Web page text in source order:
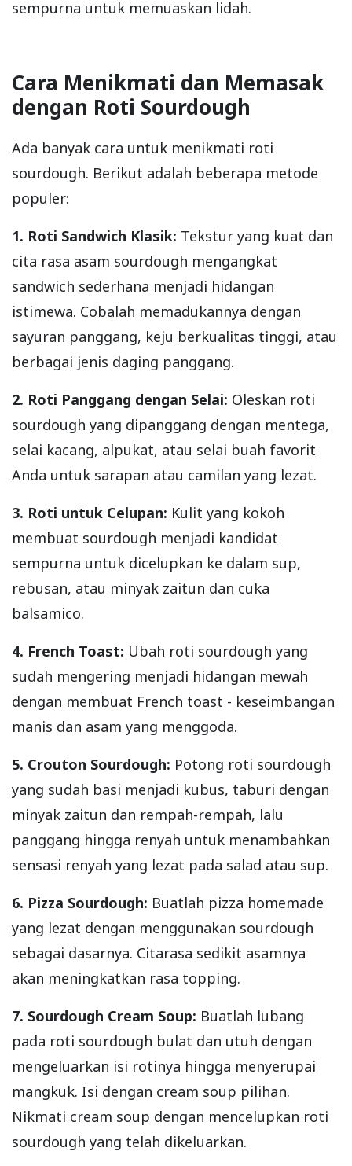
sempurna untuk memuaskan lidah.
Cara Menikmati dan Memasak
dengan Roti Sourdough
Ada banyak cara untuk menikmati roti
sourdough. Berikut adalah beberapa metode
populer:
1. Roti Sandwich Klasik: Tekstur yang kuat dan
cita rasa asam sourdough mengangkat
sandwich sederhana menjadi hidangan
istimewa. Cobalah memadukannya dengan
sayuran panggang, keju berkualitas tinggi, atau
berbagai jenis daging panggang.
2. Roti Panggang dengan Selai: Oleskan roti
sourdough yang dipanggang dengan mentega,
selai kacang, alpukat, atau selai buah favorit
Anda untuk sarapan atau camilan yang lezat.
3. Roti untuk Celupan: Kulit yang kokoh
membuat sourdough menjadi kandidat
sempurna untuk dicelupkan ke dalam sup,
rebusan, atau minyak zaitun dan cuka
balsamico.
4. French Toast: Ubah roti sourdough yang
sudah mengering menjadi hidangan mewah
dengan membuat French toast - keseimbangan
manis dan asam yang menggoda.
5. Crouton Sourdough: Potong roti sourdough
yang sudah basi menjadi kubus, taburi dengan
minyak zaitun dan rempah-rempah, lalu
panggang hingga renyah untuk menambahkan
sensasi renyah yang lezat pada salad atau sup.
6. Pizza Sourdough: Buatlah pizza homemade
yang lezat dengan menggunakan sourdough
sebagai dasarnya. Citarasa sedikit asamnya
akan meningkatkan rasa topping.
7. Sourdough Cream Soup: Buatlah lubang
pada roti sourdough bulat dan utuh dengan
mengeluarkan isi rotinya hingga menyerupai
mangkuk. Isi dengan cream soup pilihan.
Nikmati cream soup dengan mencelupkan roti
sourdough yang telah dikeluarkan.